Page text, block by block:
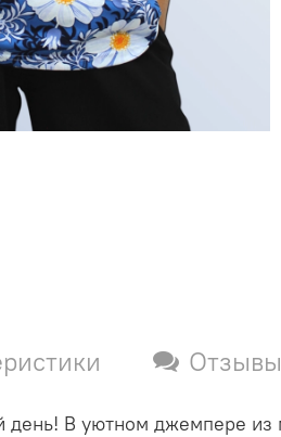
Отзывы
В уютном джемпере из